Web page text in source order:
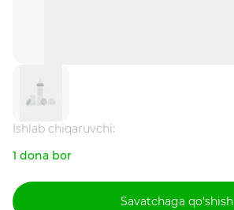
Ishlab chiqaruvchi:
1 dona bor
Savatchaga qo‘shish